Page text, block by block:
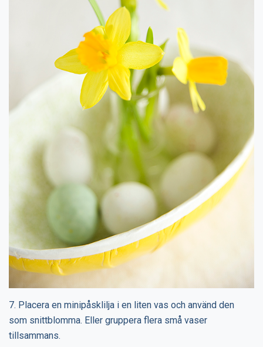
7. Placera en minipåsklilja i en liten vas och använd den
som snittblomma. Eller gruppera flera små vaser
tillsammans.